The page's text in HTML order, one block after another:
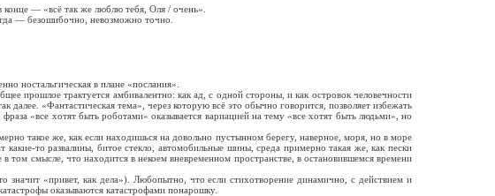
— «всё так же люблю тебя, Оля / очень».
— безошибочно, невозможно точно.
ностальгическая в плане «послания».
трактуется амбивалентно: как ад, с одной стороны, и как островок человечности
«Фантастическая тема», через которую всё это обычно говорится, позволяет избежать
«все хотят быть роботами» оказывается вариацией на тему «все хотят быть людьми», но
такое же, как если находишься на довольно пустынном берегу, наверное, моря, но в море
то развалины, битое стекло, автомобильные шины, среда примерно такая же, как пески
том смысле, что находится в некоем вневременном пространстве, в остановившемся времени
«привет, как дела»). Любопытно, что если стихотворение динамично, с действием и
оказываются катастрофами понарошку.